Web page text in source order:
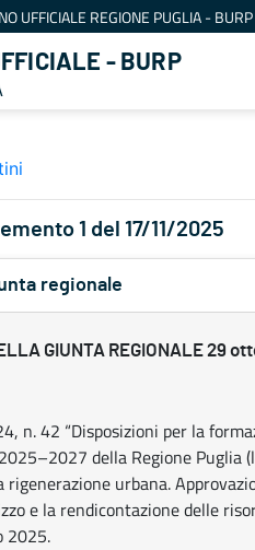
UFFICIALE REGIONE PUGLIA - BURP
- BURP
1 del 17/11/2025
regionale
GIUNTA REGIONALE 29
n. 42 “Disposizioni per la
della Regione Puglia
rigenerazione urbana.
e la rendicontazione delle
2025.